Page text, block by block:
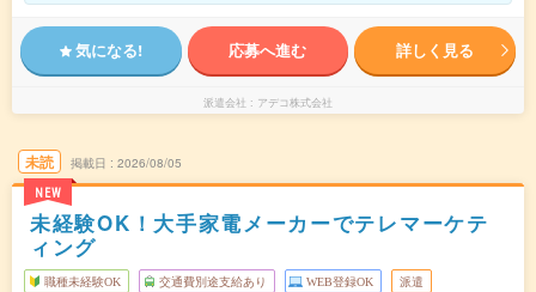
気になる! 応募へ進む 詳しく見る
派遣会社 アデコ株式会社
未読
NEW
掲載日 2026/08/05
未経験OK！大手家電メーカーでテレマーケテ
ィング
職種未経験OK 交通費別途支給あり WEB登録OK 派遣